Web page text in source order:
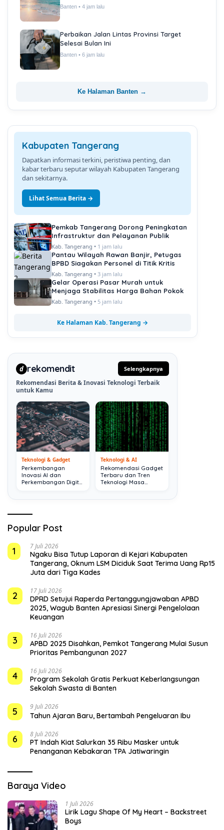
Banten • 4 jam lalu
Perbaikan Jalan Lintas Provinsi Target
Selesai Bulan Ini
Banten • 6 jam lalu
Ke Halaman Banten →
Kabupaten Tangerang
Dapatkan informasi terkini, peristiwa penting, dan
kabar terbaru seputar wilayah Kabupaten Tangerang
dan sekitarnya.
Lihat Semua Berita →
Pemkab Tangerang Dorong Peningkatan
Infrastruktur dan Pelayanan Publik
Kab. Tangerang • 1 jam lalu
Pantau Wilayah Rawan Banjir, Petugas
BPBD Siagakan Personel di Titik Kritis
Kab. Tangerang • 3 jam lalu
Gelar Operasi Pasar Murah untuk
Menjaga Stabilitas Harga Bahan Pokok
Kab. Tangerang • 5 jam lalu
Ke Halaman Kab. Tangerang →
d rekomendit Selengkapnya
Rekomendasi Berita & Inovasi Teknologi Terbaik
untuk Kamu
Teknologi & Gadget
Perkembangan
Inovasi AI dan
Perkembangan Digital
Teknologi & AI
Rekomendasi Gadget
Terbaru dan Tren
Teknologi Masa
Popular Post
1
7 Juli 2026
Ngaku Bisa Tutup Laporan di Kejari Kabupaten
Tangerang, Oknum LSM Diciduk Saat Terima Uang Rp15
Juta dari Tiga Kades
2 17 Juli 2026
DPRD Setujui Raperda Pertanggungjawaban APBD
2025, Wagub Banten Apresiasi Sinergi Pengelolaan
Keuangan
3 16 Juli 2026
APBD 2025 Disahkan, Pemkot Tangerang Mulai Susun
Prioritas Pembangunan 2027
4 16 Juli 2026
Program Sekolah Gratis Perkuat Keberlangsungan
Sekolah Swasta di Banten
5 9 Juli 2026
Tahun Ajaran Baru, Bertambah Pengeluaran Ibu
6 8 Juli 2026
PT Indah Kiat Salurkan 35 Ribu Masker untuk
Penanganan Kebakaran TPA Jatiwaringin
Baraya Video
1 Juli 2026
Lirik Lagu Shape Of My Heart – Backstreet
Boys